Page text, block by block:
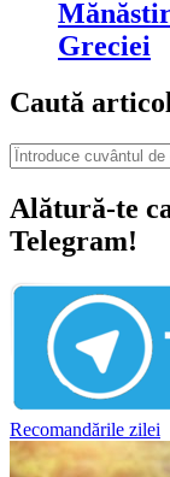
Greciei
Caută
Alătură-te
Telegram!
Recomandările zilei